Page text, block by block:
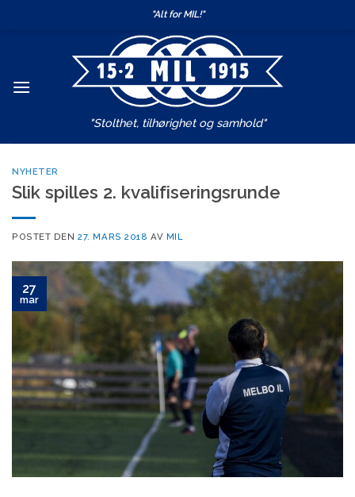
"Alt for MIL!"
"Stolthet, tilhørighet og samhold"
NYHETER
Slik spilles 2. kvalifiseringsrunde
POSTET DEN27. MARS 2018 AV MIL
27
mar